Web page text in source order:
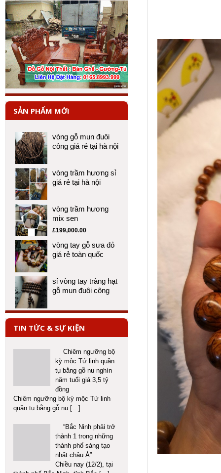
SẢN PHẨM MỚI
vòng gỗ mun đuôi
công giá rẻ tại hà nội
vòng trầm hương sỉ
giá rẻ tại hà nội
vòng trầm hương
mix sen
£199,000.00
vòng tay gỗ sưa đỏ
giá rẻ toàn quốc
sỉ vòng tay tràng hạt
gỗ mun đuôi công
TIN TỨC & SỰ KIỆN
Chiêm ngưỡng bộ
kỳ mộc Tứ linh quần
tụ bằng gỗ nu nghìn
năm tuổi giá 3,5 tỷ
đồng
Chiêm ngưỡng bộ kỳ mộc Tứ linh
quần tụ bằng gỗ nu […]
“Bắc Ninh phải trở
thành 1 trong những
thành phố sáng tạo
nhất châu Á”
Chiều nay (12/2), tại